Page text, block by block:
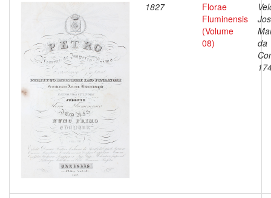
1827
Florae
Fluminensis
(Volume
08)
da